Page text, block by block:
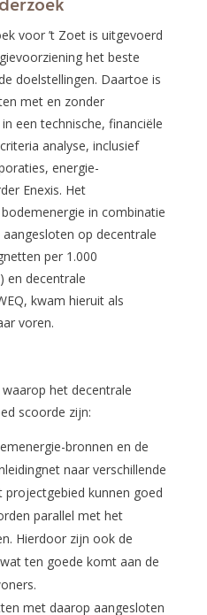
voor ’t Zoet is uitgevoerd
het beste
doelstellingen. Daartoe is
met en zonder
een technische, financiële
analyse, inclusief
energie-
Enexis. Het
in combinatie
op decentrale
per 1.000
en decentrale
kwam hieruit als
voren.
het decentrale
scoorde zijn:
bronnen en de
naar verschillende
projectgebied kunnen goed
parallel met het
Hierdoor zijn ook de
ten goede komt aan de
met daarop aangesloten